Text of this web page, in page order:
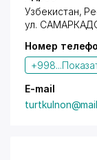
Узбекистан,
ул.
Номер
+998...
E-mail